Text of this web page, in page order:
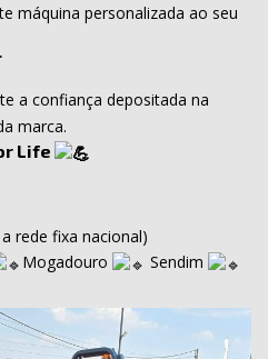
máquina personalizada ao seu
a confiança depositada na
marca.
Life
rede fixa nacional)
Mogadouro
Sendim